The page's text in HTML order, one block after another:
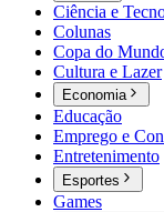
Ciência e
Colunas
Copa do
Cultura e Lazer
Economia
Educação
Emprego e
Entretenimento
Esportes
Games